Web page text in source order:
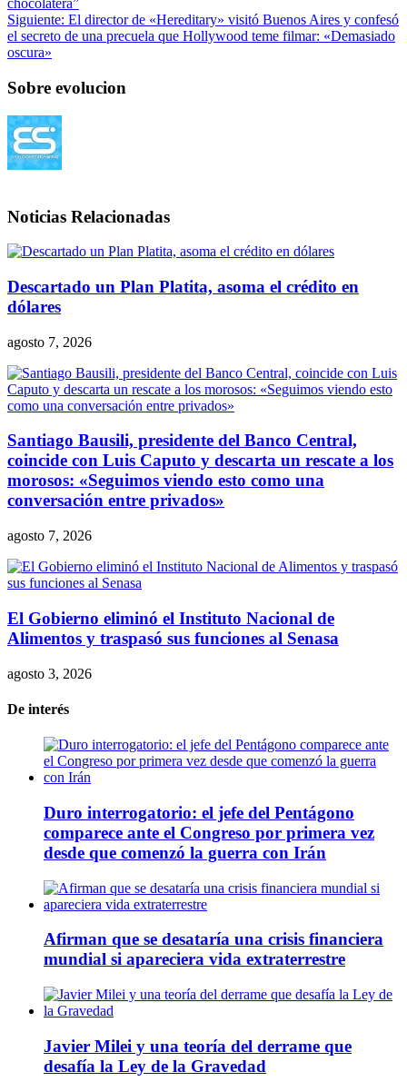
chocolatera”
Siguiente: El director de «Hereditary» visitó Buenos Aires y confesó
el secreto de una precuela que Hollywood teme filmar: «Demasiado
oscura»
Sobre evolucion
Noticias Relacionadas
Descartado un Plan Platita, asoma el crédito en
dólares
agosto 7, 2026
Santiago Bausili, presidente del Banco Central,
coincide con Luis Caputo y descarta un rescate a los
morosos: «Seguimos viendo esto como una
conversación entre privados»
agosto 7, 2026
El Gobierno eliminó el Instituto Nacional de
Alimentos y traspasó sus funciones al Senasa
agosto 3, 2026
De interés
Duro interrogatorio: el jefe del Pentágono
comparece ante el Congreso por primera vez
desde que comenzó la guerra con Irán
Afirman que se desataría una crisis financiera
mundial si apareciera vida extraterrestre
Javier Milei y una teoría del derrame que
desafía la Ley de la Gravedad